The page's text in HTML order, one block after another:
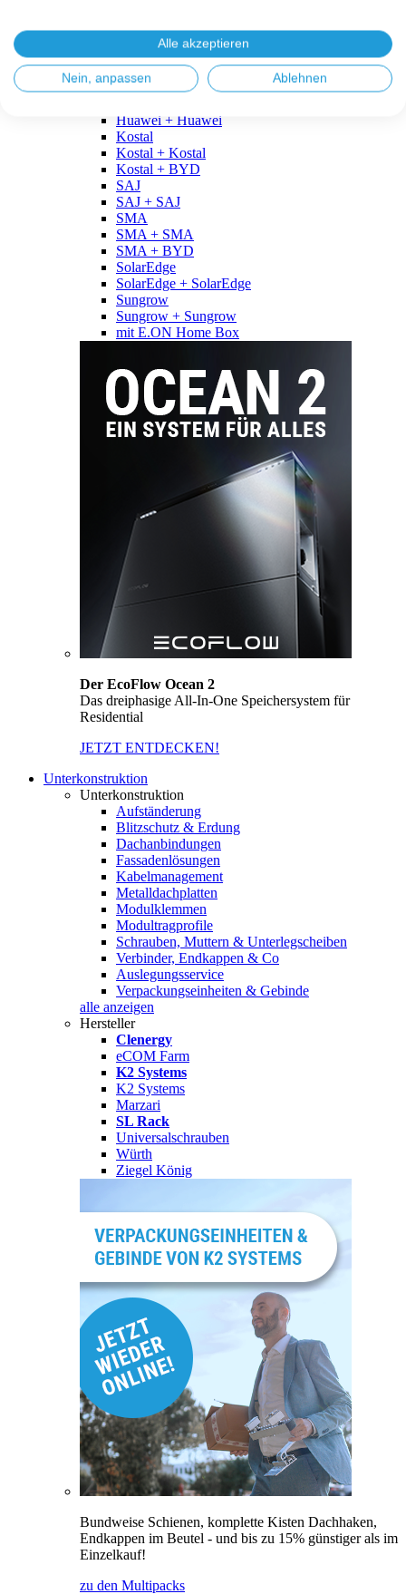
Fronius + BYD
GoodWe
GoodWe + GoodWe
GoodWe + BYD
Huawei + Huawei
Kostal
Kostal + Kostal
Kostal + BYD
SAJ
SAJ + SAJ
SMA
SMA + SMA
SMA + BYD
SolarEdge
SolarEdge + SolarEdge
Sungrow
Sungrow + Sungrow
mit E.ON Home Box
Der EcoFlow Ocean 2
Das dreiphasige All-In-One Speichersystem für
Residential
JETZT ENTDECKEN!
Unterkonstruktion
Unterkonstruktion
Aufständerung
Blitzschutz & Erdung
Dachanbindungen
Fassadenlösungen
Kabelmanagement
Metalldachplatten
Modulklemmen
Modultragprofile
Schrauben, Muttern & Unterlegscheiben
Verbinder, Endkappen & Co
Auslegungsservice
Verpackungseinheiten & Gebinde
alle anzeigen
Hersteller
Clenergy
eCOM Farm
K2 Systems
K2 Systems
Marzari
SL Rack
Universalschrauben
Würth
Ziegel König
Bundweise Schienen, komplette Kisten Dachhaken,
Endkappen im Beutel - und bis zu 15% günstiger als im
Einzelkauf!
zu den Multipacks
Alle akzeptieren
Nein, anpassen Ablehnen